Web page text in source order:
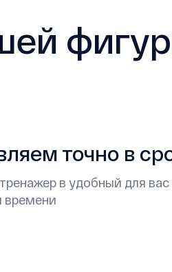
точно в
в удобный для вас
времени